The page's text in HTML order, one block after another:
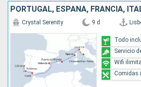
PORTUGAL, ESPAÑA, FRANCIA,
Crystal Serenity 9 d
Todo
Servicio
Wifi
Comidas